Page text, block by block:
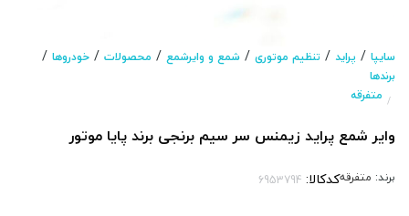
سایپا / پراید / تنظیم موتوری / شمع و وایرشمع / محصولات / خودروها /
برندها
/ متفرقه
وایر شمع پراید زیمنس سر سیم برنجی برند پایا موتور
برند: متفرقهکدکالا: